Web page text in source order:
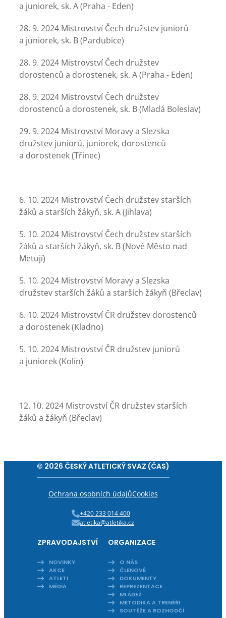
a juniorek, sk. A (Praha - Eden)
28. 9. 2024 Mistrovství Čech družstev juniorů
a juniorek, sk. B (Pardubice)
28. 9. 2024 Mistrovství Čech družstev
dorostenců a dorostenek, sk. A (Praha - Eden)
28. 9. 2024 Mistrovství Čech družstev
dorostenců a dorostenek, sk. B (Mladá Boleslav)
29. 9. 2024 Mistrovství Moravy a Slezska
družstev juniorů, juniorek, dorostenců
a dorostenek (Třinec)
6. 10. 2024 Mistrovství Čech družstev starších
žáků a starších žákyň, sk. A (Jihlava)
5. 10. 2024 Mistrovství Čech družstev starších
žáků a starších žákyň, sk. B (Nové Město nad
Metují)
5. 10. 2024 Mistrovství Moravy a Slezska
družstev starších žáků a starších žákyň (Břeclav)
6. 10. 2024 Mistrovství ČR družstev dorostenců
a dorostenek (Kladno)
5. 10. 2024 Mistrovství ČR družstev juniorů
a juniorek (Kolín)
12. 10. 2024 Mistrovství ČR družstev starších
žáků a žákyň (Břeclav)
© 2026 ČESKÝ ATLETICKÝ SVAZ (ČAS)
Ochrana osobních údajůCookies
+420 233 014 400
atletika@atletika.cz
ZPRAVODAJSTVÍ
NOVINKY
AKCE
ATLETI
MÉDIA
ORGANIZACE
O NÁS
ČLENOVÉ
DOKUMENTY
REPREZENTACE
MLÁDEŽ
METODIKA A TRENÉŘI
SOUTĚŽE A ROZHODČÍ